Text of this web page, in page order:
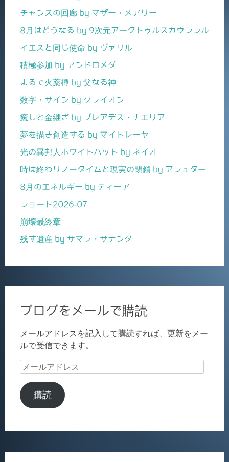
チャンスの回廊 by マザー・メアリー
8月はどうなる by 9次元アークトゥルスカウンシル
イエスと同じ使命 by ヴァリル
積極参加 by アンドロメダ
まるで火薬樽 by 父なる神
数字・サイン by クライオン
癒しと金継ぎ by プレアデス・ナエリア
夢を描き創造する by マイトレーヤ
光の異邦人ホワイトハット by ネイオ
時は終わりノータイムと現実の閉鎖 by アシュター
8月のエネルギー by ティーア
ショート2026-07
崩壊最終章
残す遺産 by サマラ・サナンダ
ブログをメールで購読
メールアドレスを記入して購読すれば、更新をメー
ルで受信できます。
メ
ル
ア
購読